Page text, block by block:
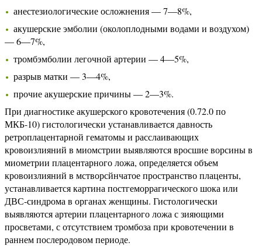
анестезиологические осложнения — 7—8%,
акушерские эмболии (околоплодными водами и воздухом)
— 6—7%,
тромбэмболии легочной артерии — 4—5%,
разрыв матки — 3—4%,
прочие акушерские причины — 2—3%.
При диагностике акушерского кровотечения (0.72.0 по
МКБ-10) гистологически устанавливается давность
ретроплацентарной гематомы и расслаивающих
кровоизлияний в миомстрии выявляются вросшие ворсины в
миометрии плацентарного ложа, определяется объем
кровоизлияний в мстворсйнчатое пространство плаценты,
устанавливается картина постгеморрагического шока или
ДВС-синдрома в органах женщины. Гистологически
выявляются артерии плацентарного ложа с зияющими
просветами, с отсутствием тромбоза при кровотечении в
раннем послеродовом периоде.